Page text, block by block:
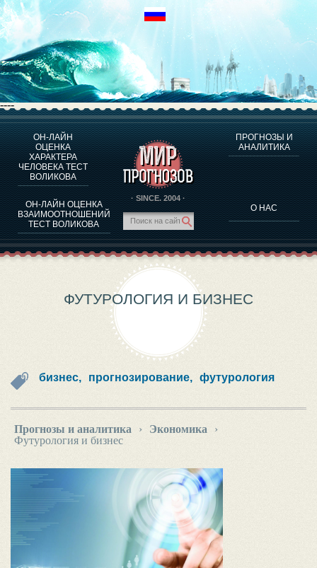
----
ОН-ЛАЙН
ОЦЕНКА
ХАРАКТЕРА
ЧЕЛОВЕКА ТЕСТ
ВОЛИКОВА
ОН-ЛАЙН ОЦЕНКА
ВЗАИМООТНОШЕНИЙ
ТЕСТ ВОЛИКОВА
· SINCE. 2004 ·
ПРОГНОЗЫ И
АНАЛИТИКА
О НАС
О ПРОГРАММЕ
ОЦЕНКА ХАРАКТЕРA ЧЕЛОВЕКА
ОЦЕНКА ХАРАКТЕРА ВЫДАЮЩИХСЯ ЛИЧНОСТЕЙ
О ПРОГРАММЕ
ТЕСТ НА СОВМЕСТИМОСТЬ ВОЛИКОВА
ПРОГНОЗЫ И АНАЛИТИКА
ФУТУРОЛОГИЯ И БИЗНЕС
бизнес, прогнозирование, футурология
Прогнозы и аналитика › Экономика
›
Футурология и бизнес